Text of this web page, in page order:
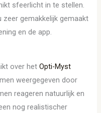
sfeerlicht in te stellen.
zeer gemakkelijk gemaakt
en de app.
over hetOpti-Myst
weergegeven door
reageren natuurlijk en
nog realistischer